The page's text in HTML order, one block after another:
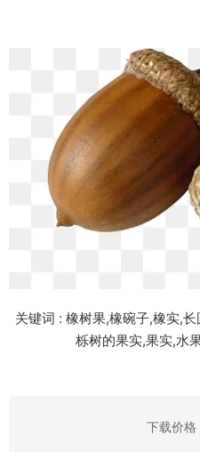
关键词 : 橡树果,橡碗子,橡实,
栎树的果实,果实,水
下载价格